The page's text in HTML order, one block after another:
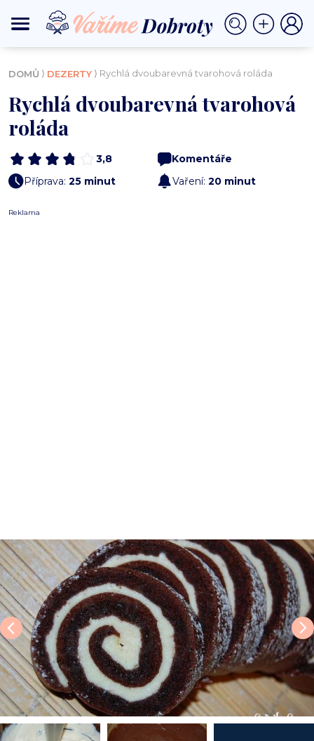
DOMŮ ⟩ DEZERTY ⟩ Rychlá dvoubarevná tvarohová roláda
Rychlá dvoubarevná tvarohová
roláda
3,8
Komentáře
Příprava: 25 minut Vaření: 20 minut
Reklama